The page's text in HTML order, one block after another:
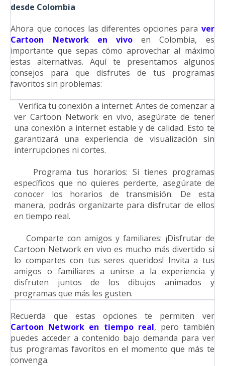
desde Colombia
Ahora que conoces las diferentes opciones para ver
Cartoon Network en vivo en Colombia, es
importante que sepas cómo aprovechar al máximo
estas alternativas. Aquí te presentamos algunos
consejos para que disfrutes de tus programas
favoritos sin problemas:
Verifica tu conexión a internet: Antes de comenzar a
ver Cartoon Network en vivo, asegúrate de tener
una conexión a internet estable y de calidad. Esto te
garantizará una experiencia de visualización sin
interrupciones ni cortes.
Programa tus horarios: Si tienes programas
específicos que no quieres perderte, asegúrate de
conocer los horarios de transmisión. De esta
manera, podrás organizarte para disfrutar de ellos
en tiempo real.
Comparte con amigos y familiares: ¡Disfrutar de
Cartoon Network en vivo es mucho más divertido si
lo compartes con tus seres queridos! Invita a tus
amigos o familiares a unirse a la experiencia y
disfruten juntos de los dibujos animados y
programas que más les gusten.
Recuerda que estas opciones te permiten ver
Cartoon Network en tiempo real, pero también
puedes acceder a contenido bajo demanda para ver
tus programas favoritos en el momento que más te
convenga.